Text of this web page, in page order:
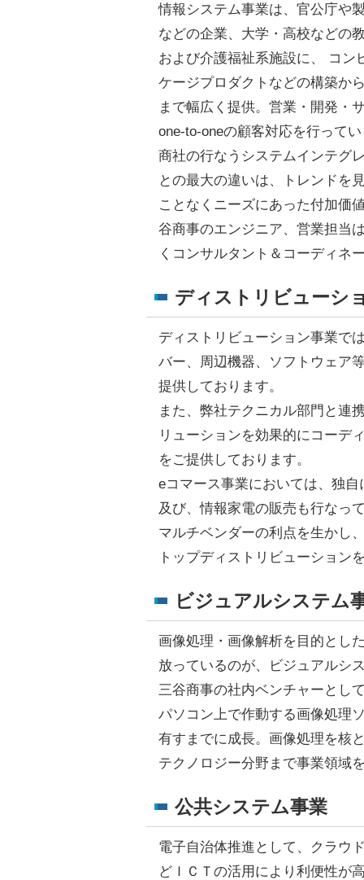
情報システム事業は、官公庁や
などの企業、大学・高校などの
および介護福祉系施設に、 コン
ケージプロダクトなどの構築か
まで幅広く提供。営業・開発・
one-to-oneの顧客対応を行って
商社の行なうシステムインテグ
との最大の違いは、トレンドを
ことなくニーズにあった付加価
谷商事のエンジニア、営業担当
くコンサルタント＆コーディネ
ディストリビューシ
ディストリビューション事業で
バー、周辺機器、ソフトウェア
提供しております。
また、弊社テクニカル部門と連
リューションを効果的にコーデ
をご提供しております。
eコマース事業においては、独
及び、情報家電の販売も行なっ
マルチベンダーの利点を生かし
トップディストリビューション
ビジュアルシステム
画像処理・画像解析を目的とし
放っているのが、ビジュアルシ
三谷商事の社内ベンチャーとし
パソコン上で作動する画像処理
有すまでに成長。画像処理を核
テクノロジー分野まで事業領域
公共システム事業
電子自治体推進として、クラウ
どＩＣＴの活用により利便性が